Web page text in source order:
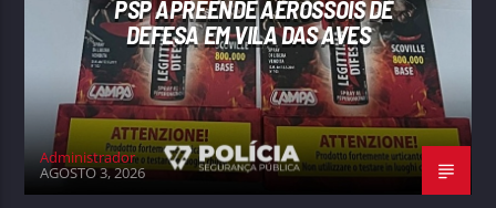
PSP APREENDE AEROSSÓIS DE
DEFESA EM VILA DAS AVES
Administrador
AGOSTO 3, 2026